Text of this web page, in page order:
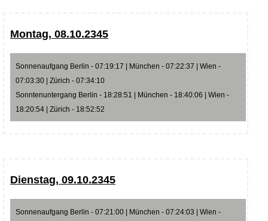
Montag, 08.10.2345
Sonnenaufgang Berlin - 07:19:17 | München - 07:22:37 | Wien -
07:03:30 | Zürich - 07:34:10
Sonntenuntergang Berlin - 18:28:51 | München - 18:40:06 | Wien -
18:20:54 | Zürich - 18:52:52
Dienstag, 09.10.2345
Sonnenaufgang Berlin - 07:21:00 | München - 07:24:03 | Wien -